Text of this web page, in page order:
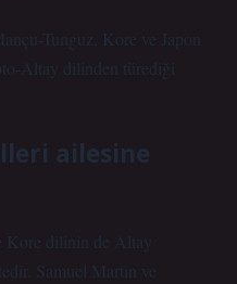
Tunguz, Kore ve Japon
Altay dilinden türediği
ailesine
Kore dilinin de Altay
Samuel Martin ve